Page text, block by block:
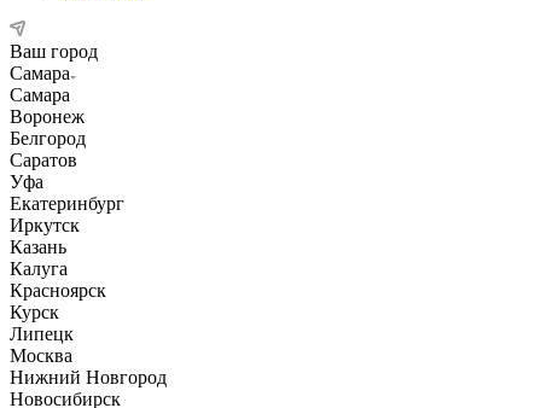
Ваш город
Самара
Самара
Воронеж
Белгород
Саратов
Уфа
Екатеринбург
Иркутск
Казань
Калуга
Красноярск
Курск
Липецк
Москва
Нижний Новгород
Новосибирск